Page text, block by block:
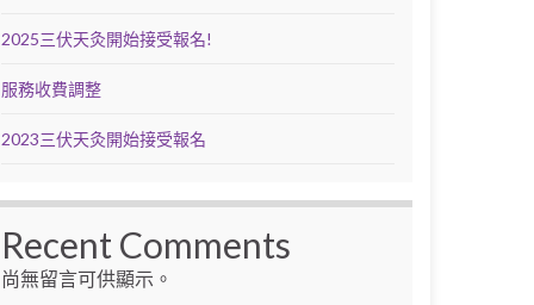
2025三伏天灸開始接受報名!
服務收費調整
2023三伏天灸開始接受報名
Recent Comments
尚無留言可供顯示。